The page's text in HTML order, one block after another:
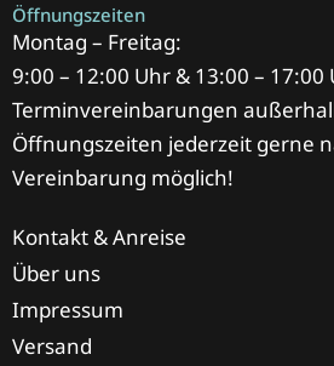
Öffnungszeiten
Montag – Freitag:
9:00 – 12:00 Uhr & 13:00 – 17:00
Terminvereinbarungen
Öffnungszeiten jederzeit gerne
Vereinbarung möglich!
Kontakt & Anreise
Über uns
Impressum
Versand